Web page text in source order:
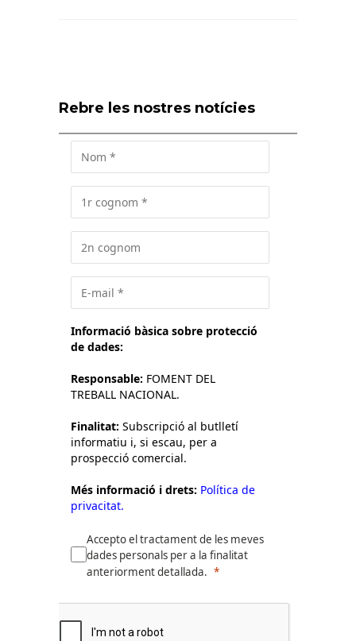
Rebre les nostres notícies
Informació bàsica sobre protecció
de dades:
Responsable: FOMENT DEL
TREBALL NACIONAL.
Finalitat: Subscripció al butlletí
informatiu i, si escau, per a
prospecció comercial.
Més informació i drets: Política de
privacitat.
Accepto el tractament de les meves
dades personals per a la finalitat
anteriorment detallada.